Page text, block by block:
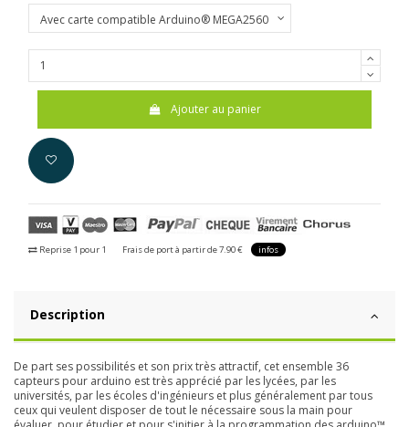
Ajouter au panier
Reprise 1 pour 1 Frais de port à partir de 7.90 € infos
Description
De part ses possibilités et son prix très attractif, cet ensemble 36
capteurs pour arduino est très apprécié par les lycées, par les
universités, par les écoles d'ingénieurs et plus généralement par tous
ceux qui veulent disposer de tout le nécessaire sous la main pour